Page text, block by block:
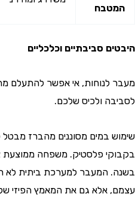
סביבתיים וכלכליים
לנוחות, אי אפשר להתעלם
ולכיס שלכם.
במים מסוננים מהברז מבטל
המעבר למערכת ביתית לא רק
אלא גם את המאמץ הפיזי של